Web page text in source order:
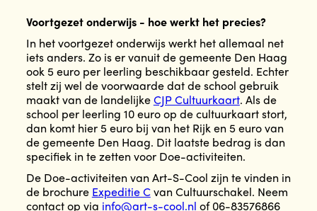
Voortgezet onderwijs - hoe werkt het precies?
In het voortgezet onderwijs werkt het allemaal net
iets anders. Zo is er vanuit de gemeente Den Haag
ook 5 euro per leerling beschikbaar gesteld. Echter
stelt zij wel de voorwaarde dat de school gebruik
maakt van de landelijkeCJP Cultuurkaart. Als de
school per leerling 10 euro op de cultuurkaart stort,
dan komt hier 5 euro bij van het Rijk en 5 euro van
de gemeente Den Haag. Dit laatste bedrag is dan
specifiek in te zetten voor Doe-activiteiten.
De Doe-activiteiten van Art-S-Cool zijn te vinden in
de brochure Expeditie Cvan Cultuurschakel. Neem
contact op via info@art-s-cool.nl of 06-83576866